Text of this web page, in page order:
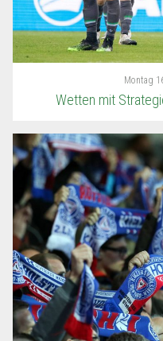
Montag
Wetten mit